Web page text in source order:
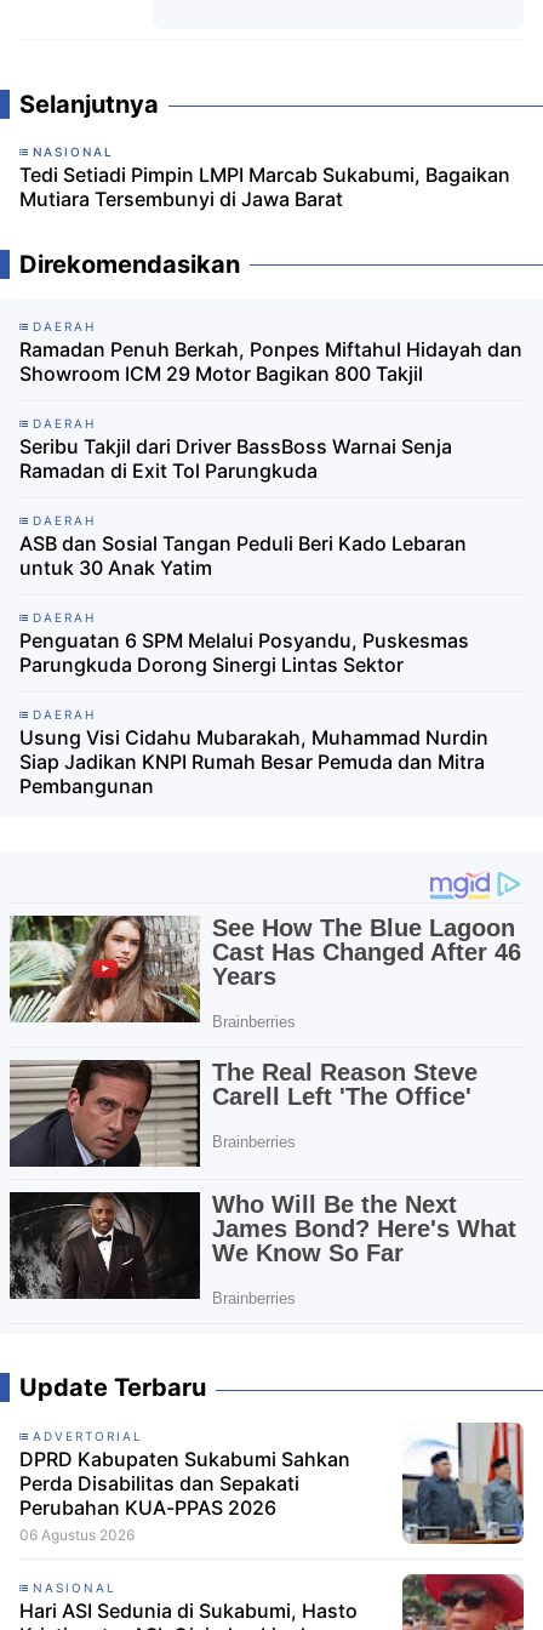
Selanjutnya
NASIONAL
Tedi Setiadi Pimpin LMPI Marcab Sukabumi, Bagaikan
Mutiara Tersembunyi di Jawa Barat
Direkomendasikan
DAERAH
Ramadan Penuh Berkah, Ponpes Miftahul Hidayah dan
Showroom ICM 29 Motor Bagikan 800 Takjil
DAERAH
Seribu Takjil dari Driver BassBoss Warnai Senja
Ramadan di Exit Tol Parungkuda
DAERAH
ASB dan Sosial Tangan Peduli Beri Kado Lebaran
untuk 30 Anak Yatim
DAERAH
Penguatan 6 SPM Melalui Posyandu, Puskesmas
Parungkuda Dorong Sinergi Lintas Sektor
DAERAH
Usung Visi Cidahu Mubarakah, Muhammad Nurdin
Siap Jadikan KNPI Rumah Besar Pemuda dan Mitra
Pembangunan
Update Terbaru
ADVERTORIAL
DPRD Kabupaten Sukabumi Sahkan
Perda Disabilitas dan Sepakati
Perubahan KUA-PPAS 2026
06 Agustus 2026
NASIONAL
Hari ASI Sedunia di Sukabumi, Hasto